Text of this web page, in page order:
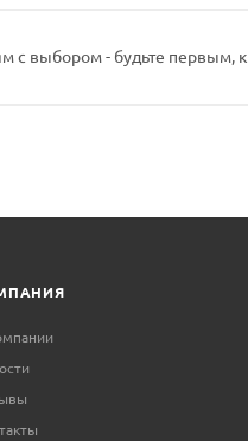
с выбором - будьте первым,